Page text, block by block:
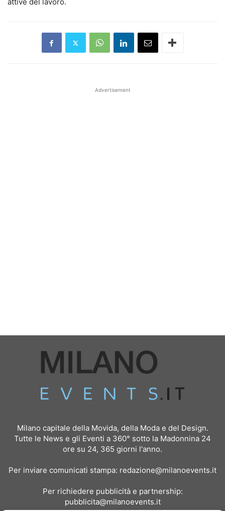
attive del lavoro.
Advertisement
Milano capitale della Movida, della Moda e del Design.
Tutte le News e gli Eventi a 360° sotto la Madonnina 24
ore su 24, 365 giorni l'anno.
Per inviare comunicati stampa: redazione@milanoevents.it
Per richiedere pubblicità e partnership:
pubblicita@milanoevents.it